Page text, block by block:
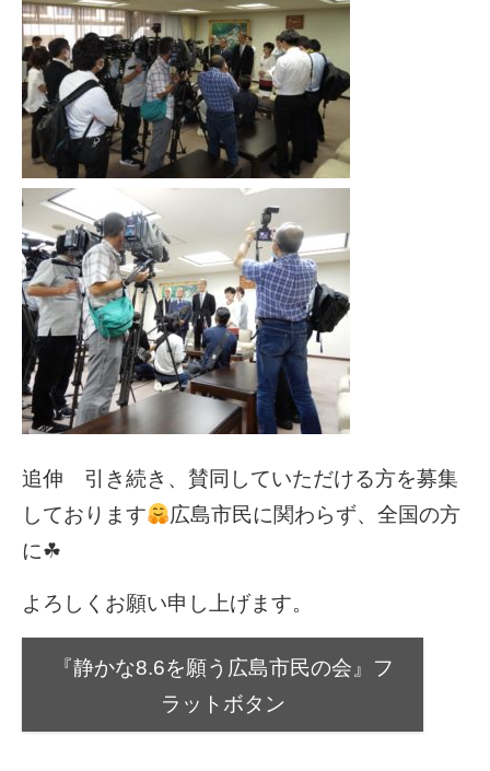
追伸 引き続き、賛同していただける方を募集
しております
広島市民に関わらず、全国の方
に☘
よろしくお願い申し上げます。
『静かな8.6を願う広島市民の会』
フ
ラットボタン